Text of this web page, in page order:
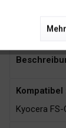
Zubehör
Kompatibel
Kyocera FS-